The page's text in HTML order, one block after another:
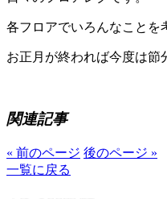
各フロアでいろんなことを
お正月が終われば今度は節
関連記事
« 前のページ 後のページ »
一覧に戻る